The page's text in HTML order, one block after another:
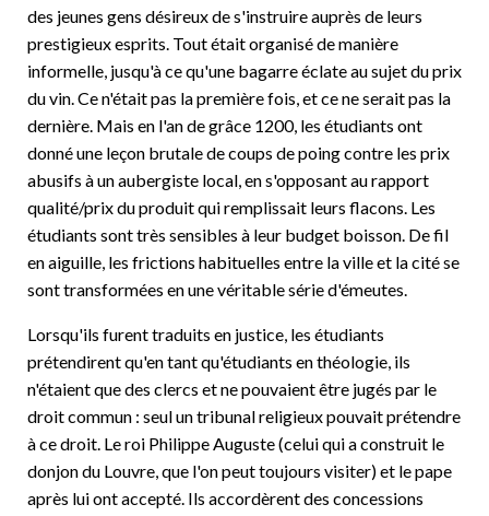
des jeunes gens désireux de s'instruire auprès de leurs
prestigieux esprits. Tout était organisé de manière
informelle, jusqu'à ce qu'une bagarre éclate au sujet du prix
du vin. Ce n'était pas la première fois, et ce ne serait pas la
dernière. Mais en l'an de grâce 1200, les étudiants ont
donné une leçon brutale de coups de poing contre les prix
abusifs à un aubergiste local, en s'opposant au rapport
qualité/prix du produit qui remplissait leurs flacons. Les
étudiants sont très sensibles à leur budget boisson. De fil
en aiguille, les frictions habituelles entre la ville et la cité se
sont transformées en une véritable série d'émeutes.
Lorsqu'ils furent traduits en justice, les étudiants
prétendirent qu'en tant qu'étudiants en théologie, ils
n'étaient que des clercs et ne pouvaient être jugés par le
droit commun : seul un tribunal religieux pouvait prétendre
à ce droit. Le roi Philippe Auguste (celui qui a construit le
donjon du Louvre, que l'on peut toujours visiter) et le pape
après lui ont accepté. Ils accordèrent des concessions